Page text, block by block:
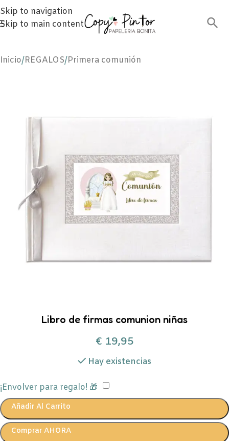
Skip to navigation
Skip to main content
Inicio/REGALOS/Primera comunión
Libro de firmas comunion niñas
€19,95
Hay existencias
¡Envolver para regalo! 🎁
Añadir Al Carrito
Comprar AHORA